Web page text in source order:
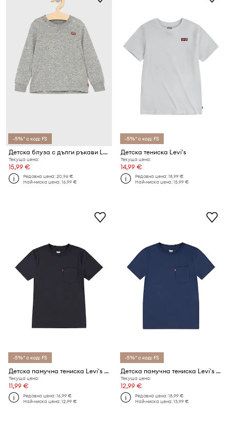
-5%* с код: FS
Детска блуза с дълги ръкави Levi's
Текуща цена:
15,99 €
Редовна цена:20,96 €
Най-ниска цена:16,99 €
-5%* с код: FS
Детска тениска Levi's
Текуща цена:
14,99 €
Редовна цена:18,99 €
Най-ниска цена:15,99 €
-5%* с код: FS
Детска памучна тениска Levi's SUNSET POCKET TEE
Текуща цена:
11,99 €
Редовна цена:16,99 €
Най-ниска цена:12,99 €
-5%* с код: FS
Детска памучна тениска Levi's SUNSET POCKET TEE
Текуща цена:
12,99 €
Редовна цена:18,99 €
Най-ниска цена:13,99 €